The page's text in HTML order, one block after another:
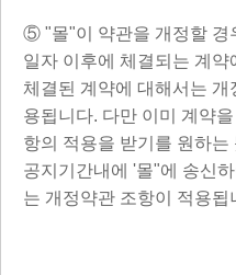
⑤ "몰"이 약관을 개정할 경
일자 이후에 체결되는 계약
체결된 계약에 대해서는
용됩니다. 다만 이미 계약
항의 적용을 받기를 원하는
공지기간내에 '몰"에 송신
는 개정약관 조항이 적용됩